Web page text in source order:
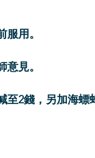
用。
見。
2錢，另加海螵